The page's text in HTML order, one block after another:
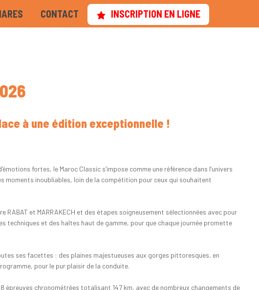
CONTACT INSCRIPTION EN LIGNE
à une édition exceptionnelle !
fortes, le Maroc Classic s’impose comme une référence dans l’univers
inoubliables, loin de la compétition pour ceux qui souhaitent
RABAT et MARRAKECH et des étapes soigneusement sélectionnées avec pour
techniques et des haltes haut de gamme, pour que chaque journée promette
ses facettes : des plaines majestueuses aux gorges pittoresques, en
pour le pur plaisir de la conduite.
épreuves chronométrées totalisant 147 km, avec de nombreux changements de